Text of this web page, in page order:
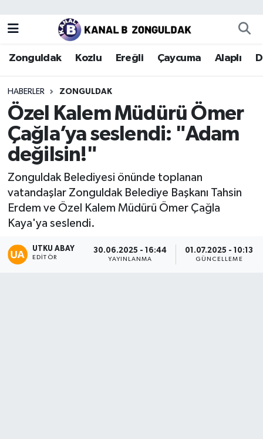
Zonguldak Kozlu Ereğli Çaycuma Alaplı
HABERLER ZONGULDAK
Özel Kalem Müdürü Ömer
Çağla’ya seslendi: "Adam
değilsin!"
Zonguldak Belediyesi önünde toplanan
vatandaşlar Zonguldak Belediye Başkanı Tahsin
Erdem ve Özel Kalem Müdürü Ömer Çağla
Kaya'ya seslendi.
UTKU ABAY
EDITÖR
30.06.2025 - 16:44
YAYINLANMA
01.07.2025 - 10:13
GÜNCELLEME
Zonguldak
Kozlu
Ereğli
Çaycuma
Alaplı
Devrek
Gökçebey
Bartın
Zonguldak Nöbetçi Eczaneler
Zonguldak Hava Durumu
Zonguldak Trafik Yoğunluk Haritası
Puan Durumu ve Fikstür
Tüm Manşetler
Son Dakika Haberleri
Haber Arşivi